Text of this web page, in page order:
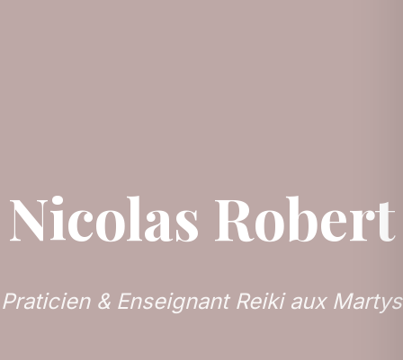
Nicolas Robert
Praticien & Enseignant Reiki aux Martys